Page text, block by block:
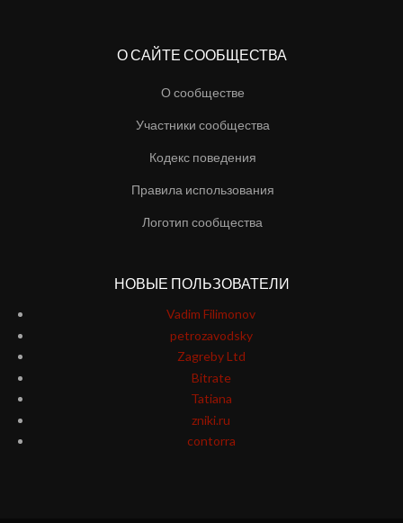
О САЙТЕ СООБЩЕСТВА
О сообществе
Участники сообщества
Кодекс поведения
Правила использования
Логотип сообщества
НОВЫЕ ПОЛЬЗОВАТЕЛИ
Vadim Filimonov
petrozavodsky
Zagreby Ltd
Bitrate
Tatiana
zniki.ru
contorra